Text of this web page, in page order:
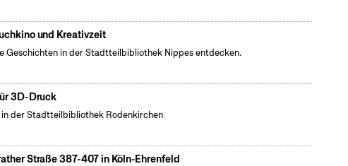
und Kreativzeit
Geschichten in der Stadtteilbibliothek Nippes entdecken.
3D-Druck
der Stadtteilbibliothek Rodenkirchen
Straße 387-407 in Köln-Ehrenfeld